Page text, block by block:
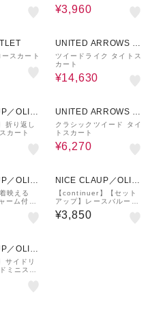
¥3,960
スカート
UNITED ARROWS O
UTLET
ツイードライク タイトス
カート
¥14,630
／OLIV
折り返し
カート
UNITED ARROWS O
UTLET
クラシックツイード タイ
トスカート
¥6,270
／OLIV
映える
ーム付プ
ート
NICE CLAUP／OLIV
E des OLIVE
【continuer】【セット
アップ】レースバルーン
スカート
¥3,850
／OLIV
サイドリ
ミニスカ